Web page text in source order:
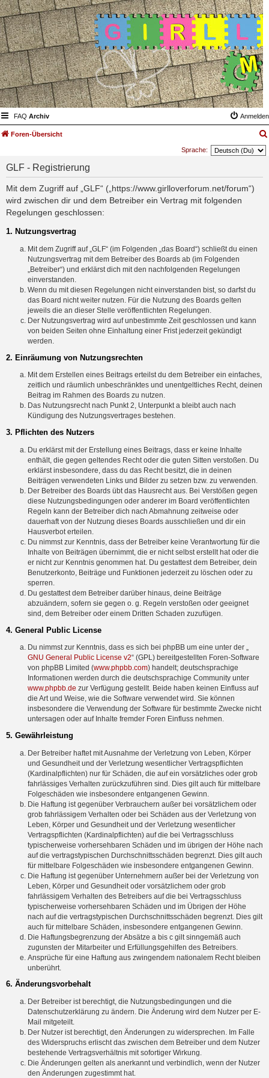
FAQ Archiv Anmelden
Foren-Übersicht
Sprache:
GLF - Registrierung
Mit dem Zugriff auf „GLF“ („https://www.girlloverforum.net/forum“)
wird zwischen dir und dem Betreiber ein Vertrag mit folgenden
Regelungen geschlossen:
1. Nutzungsvertrag
Mit dem Zugriff auf „GLF“ (im Folgenden „das Board“) schließt du einen
Nutzungsvertrag mit dem Betreiber des Boards ab (im Folgenden
„Betreiber“) und erklärst dich mit den nachfolgenden Regelungen
einverstanden.
Wenn du mit diesen Regelungen nicht einverstanden bist, so darfst du
das Board nicht weiter nutzen. Für die Nutzung des Boards gelten
jeweils die an dieser Stelle veröffentlichten Regelungen.
Der Nutzungsvertrag wird auf unbestimmte Zeit geschlossen und kann
von beiden Seiten ohne Einhaltung einer Frist jederzeit gekündigt
werden.
2. Einräumung von Nutzungsrechten
Mit dem Erstellen eines Beitrags erteilst du dem Betreiber ein einfaches,
zeitlich und räumlich unbeschränktes und unentgeltliches Recht, deinen
Beitrag im Rahmen des Boards zu nutzen.
Das Nutzungsrecht nach Punkt 2, Unterpunkt a bleibt auch nach
Kündigung des Nutzungsvertrages bestehen.
3. Pflichten des Nutzers
Du erklärst mit der Erstellung eines Beitrags, dass er keine Inhalte
enthält, die gegen geltendes Recht oder die guten Sitten verstoßen. Du
erklärst insbesondere, dass du das Recht besitzt, die in deinen
Beiträgen verwendeten Links und Bilder zu setzen bzw. zu verwenden.
Der Betreiber des Boards übt das Hausrecht aus. Bei Verstößen gegen
diese Nutzungsbedingungen oder anderer im Board veröffentlichten
Regeln kann der Betreiber dich nach Abmahnung zeitweise oder
dauerhaft von der Nutzung dieses Boards ausschließen und dir ein
Hausverbot erteilen.
Du nimmst zur Kenntnis, dass der Betreiber keine Verantwortung für die
Inhalte von Beiträgen übernimmt, die er nicht selbst erstellt hat oder die
er nicht zur Kenntnis genommen hat. Du gestattest dem Betreiber, dein
Benutzerkonto, Beiträge und Funktionen jederzeit zu löschen oder zu
sperren.
Du gestattest dem Betreiber darüber hinaus, deine Beiträge
abzuändern, sofern sie gegen o. g. Regeln verstoßen oder geeignet
sind, dem Betreiber oder einem Dritten Schaden zuzufügen.
4. General Public License
Du nimmst zur Kenntnis, dass es sich bei phpBB um eine unter der „
GNU General Public License v2“ (GPL) bereitgestellten Foren-Software
von phpBB Limited (www.phpbb.com) handelt; deutschsprachige
Informationen werden durch die deutschsprachige Community unter
www.phpbb.de zur Verfügung gestellt. Beide haben keinen Einfluss auf
die Art und Weise, wie die Software verwendet wird. Sie können
insbesondere die Verwendung der Software für bestimmte Zwecke nicht
untersagen oder auf Inhalte fremder Foren Einfluss nehmen.
5. Gewährleistung
Der Betreiber haftet mit Ausnahme der Verletzung von Leben, Körper
und Gesundheit und der Verletzung wesentlicher Vertragspflichten
(Kardinalpflichten) nur für Schäden, die auf ein vorsätzliches oder grob
fahrlässiges Verhalten zurückzuführen sind. Dies gilt auch für mittelbare
Folgeschäden wie insbesondere entgangenen Gewinn.
Die Haftung ist gegenüber Verbrauchern außer bei vorsätzlichem oder
grob fahrlässigem Verhalten oder bei Schäden aus der Verletzung von
Leben, Körper und Gesundheit und der Verletzung wesentlicher
Vertragspflichten (Kardinalpflichten) auf die bei Vertragsschluss
typischerweise vorhersehbaren Schäden und im übrigen der Höhe nach
auf die vertragstypischen Durchschnittsschäden begrenzt. Dies gilt auch
für mittelbare Folgeschäden wie insbesondere entgangenen Gewinn.
Die Haftung ist gegenüber Unternehmern außer bei der Verletzung von
Leben, Körper und Gesundheit oder vorsätzlichem oder grob
fahrlässigem Verhalten des Betreibers auf die bei Vertragsschluss
typischerweise vorhersehbaren Schäden und im Übrigen der Höhe
nach auf die vertragstypischen Durchschnittsschäden begrenzt. Dies gilt
auch für mittelbare Schäden, insbesondere entgangenen Gewinn.
Die Haftungsbegrenzung der Absätze a bis c gilt sinngemäß auch
zugunsten der Mitarbeiter und Erfüllungsgehilfen des Betreibers.
Ansprüche für eine Haftung aus zwingendem nationalem Recht bleiben
unberührt.
6. Änderungsvorbehalt
Der Betreiber ist berechtigt, die Nutzungsbedingungen und die
Datenschutzerklärung zu ändern. Die Änderung wird dem Nutzer per E-
Mail mitgeteilt.
Der Nutzer ist berechtigt, den Änderungen zu widersprechen. Im Falle
des Widerspruchs erlischt das zwischen dem Betreiber und dem Nutzer
bestehende Vertragsverhältnis mit sofortiger Wirkung.
Die Änderungen gelten als anerkannt und verbindlich, wenn der Nutzer
den Änderungen zugestimmt hat.